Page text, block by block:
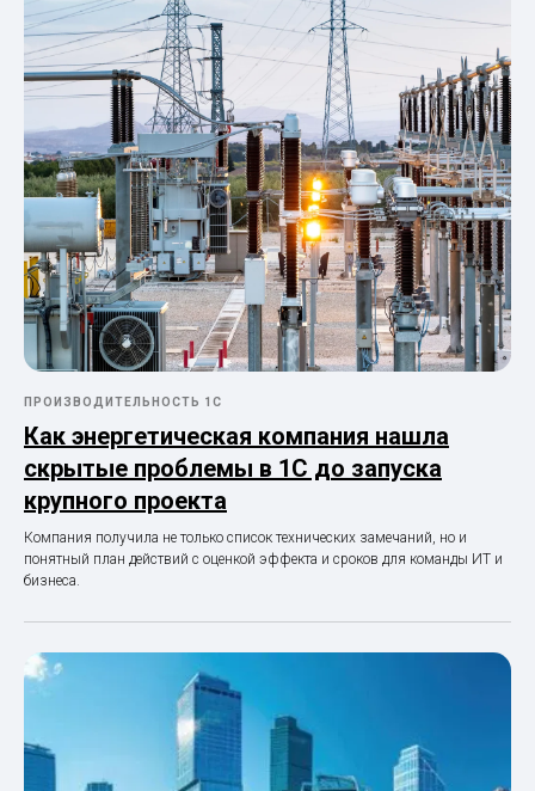
ПРОИЗВОДИТЕЛЬНОСТЬ 1С
Как энергетическая компания нашла
скрытые проблемы в 1С до запуска
крупного проекта
Компания получила не только список технических замечаний, но и
понятный план действий с оценкой эффекта и сроков для команды ИТ и
бизнеса.